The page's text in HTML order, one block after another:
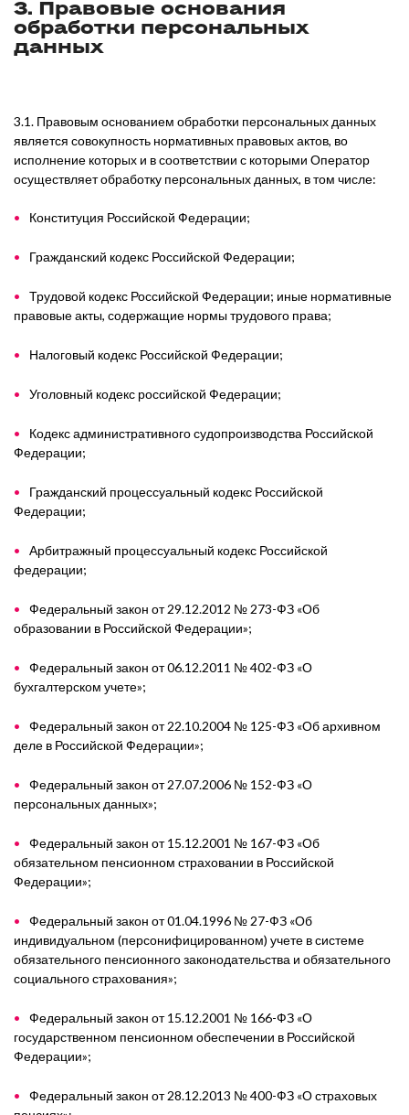
3. Правовые основания
обработки персональных
данных
3.1. Правовым основанием обработки персональных данных
является совокупность нормативных правовых актов, во
исполнение которых и в соответствии с которыми Оператор
осуществляет обработку персональных данных, в том числе:
Конституция Российской Федерации;
Гражданский кодекс Российской Федерации;
Трудовой кодекс Российской Федерации; иные нормативные
правовые акты, содержащие нормы трудового права;
Налоговый кодекс Российской Федерации;
Уголовный кодекс российской Федерации;
Кодекс административного судопроизводства Российской
Федерации;
Гражданский процессуальный кодекс Российской
Федерации;
Арбитражный процессуальный кодекс Российской
федерации;
Федеральный закон от 29.12.2012 № 273-ФЗ «Об
образовании в Российской Федерации»;
Федеральный закон от 06.12.2011 № 402-ФЗ «О
бухгалтерском учете»;
Федеральный закон от 22.10.2004 № 125-ФЗ «Об архивном
деле в Российской Федерации»;
Федеральный закон от 27.07.2006 № 152-ФЗ «О
персональных данных»;
Федеральный закон от 15.12.2001 № 167-ФЗ «Об
обязательном пенсионном страховании в Российской
Федерации»;
Федеральный закон от 01.04.1996 № 27-ФЗ «Об
индивидуальном (персонифицированном) учете в системе
обязательного пенсионного законодательства и обязательного
социального страхования»;
Федеральный закон от 15.12.2001 № 166-ФЗ «О
государственном пенсионном обеспечении в Российской
Федерации»;
Федеральный закон от 28.12.2013 № 400-ФЗ «О страховых